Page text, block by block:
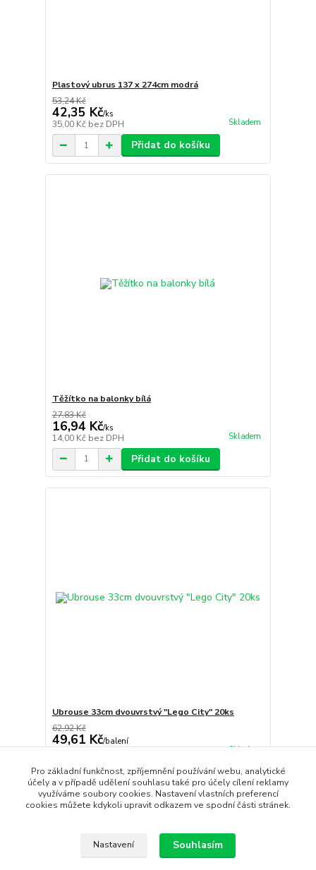
Plastový ubrus 137 x 274cm modrá
53,24 Kč
42,35 Kč/ks
35,00 Kč bez DPH Skladem
Přidat do košíku
Těžítko na balonky bílá
27,83 Kč
16,94 Kč/ks
14,00 Kč bez DPH Skladem
Přidat do košíku
Ubrouse 33cm dvouvrstvý "Lego City" 20ks
62,92 Kč
49,61 Kč/balení
Skladem
Přidat do košíku
Pro základní funkčnost, zpříjemnění používání webu, analytické
účely a v případě udělení souhlasu také pro účely cílení reklamy
využíváme soubory cookies. Nastavení vlastních preferencí
cookies můžete kdykoli upravit odkazem ve spodní části stránek.
Nastavení Souhlasím